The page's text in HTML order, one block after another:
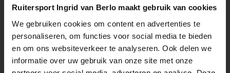
Ruitersport Ingrid van Berlo maakt gebruik van cookies
We gebruiken cookies om content en advertenties te
personaliseren, om functies voor social media te bieden
en om ons websiteverkeer te analyseren. Ook delen we
informatie over uw gebruik van onze site met onze
MELD JE AAN VOOR
10% KORTING